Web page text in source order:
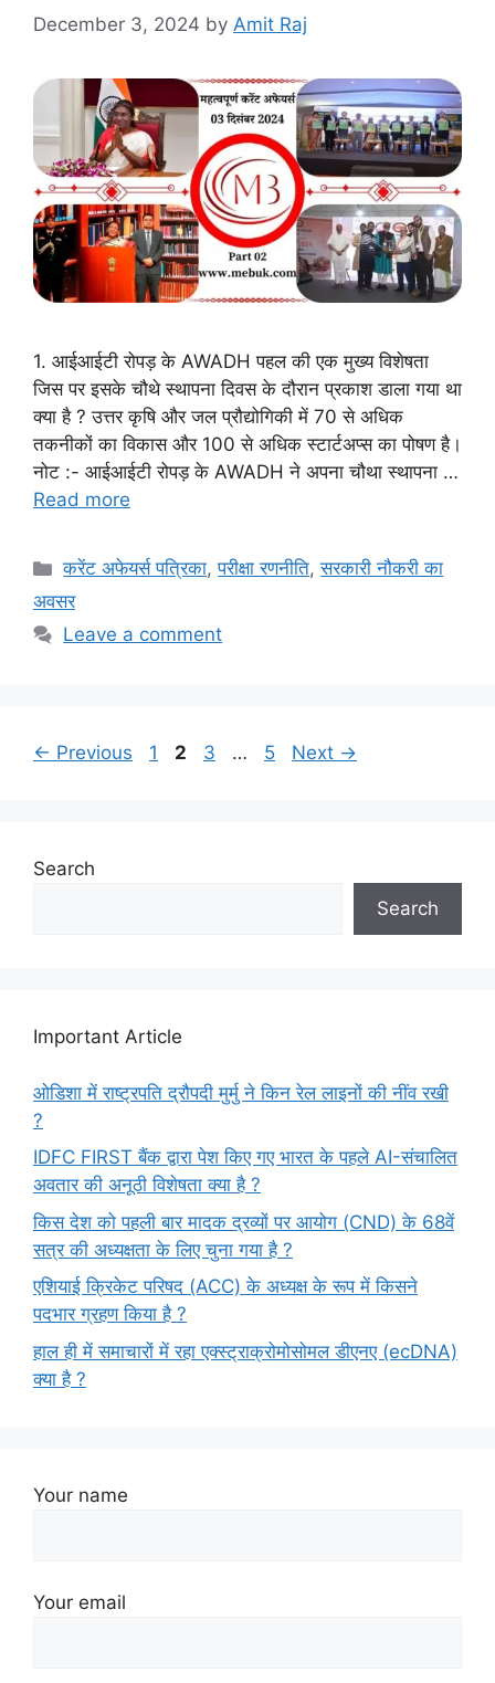
December 3, 2024 by Amit Raj
1. आईआईटी रोपड़ के AWADH पहल की एक मुख्य विशेषता
जिस पर इसके चौथे स्थापना दिवस के दौरान प्रकाश डाला गया था
क्या है ? उत्तर कृषि और जल प्रौद्योगिकी में 70 से अधिक
तकनीकों का विकास और 100 से अधिक स्टार्टअप्स का पोषण है।
नोट :- आईआईटी रोपड़ के AWADH ने अपना चौथा स्थापना …
Read more
Categories
करेंट अफेयर्स पत्रिका,परीक्षा रणनीति,सरकारी नौकरी का
अवसर
Leave a comment
← Previous Page
1 Page
2 Page
3 … Page
5 Next →
Search
Search
Important Article
ओडिशा में राष्ट्रपति द्रौपदी मुर्मु ने किन रेल लाइनों की नींव रखी
?
IDFC FIRST बैंक द्वारा पेश किए गए भारत के पहले AI-संचालित
अवतार की अनूठी विशेषता क्या है ?
किस देश को पहली बार मादक द्रव्यों पर आयोग (CND) के 68वें
सत्र की अध्यक्षता के लिए चुना गया है ?
एशियाई क्रिकेट परिषद (ACC) के अध्यक्ष के रूप में किसने
पदभार ग्रहण किया है ?
हाल ही में समाचारों में रहा एक्स्ट्राक्रोमोसोमल डीएनए (ecDNA)
क्या है ?
Your name
Your email